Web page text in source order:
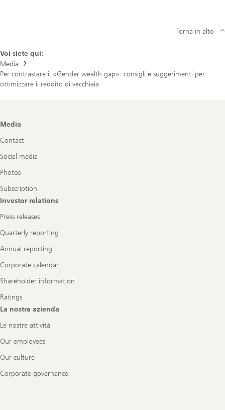
Voi siete qui:
Media
Per contrastare il «Gender wealth gap»: consigli e suggerimenti per
ottimizzare il reddito di vecchiaia
Torna in alto
Footer
Media
Contact
Social media
Photos
Subscription
Investor relations
Press releases
Quarterly reporting
Annual reporting
Corporate calendar
Shareholder information
Ratings
La nostra azienda
Le nostre attività
Our employees
Our culture
Corporate governance